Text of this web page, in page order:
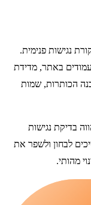
2026 בעקבות ביקורת נגישות פנימית.
מכל סוגי העמודים באתר, מדידת
הכותרות, שמות
בדיקת נגישות
לבחון ולשפר את
מהותי.